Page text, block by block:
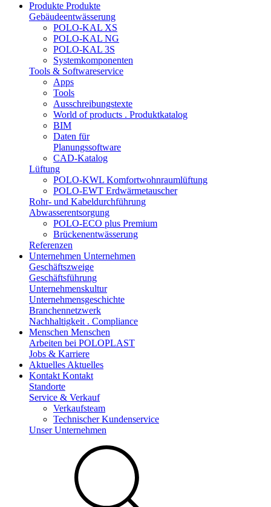
Produkte Produkte
Gebäudeentwässerung
POLO-KAL XS
POLO-KAL NG
POLO-KAL 3S
Systemkomponenten
Tools & Softwareservice
Apps
Tools
Ausschreibungstexte
World of products . Produktkatalog
BIM
Daten für
Planungssoftware
CAD-Katalog
Lüftung
POLO-KWL Komfortwohnraumlüftung
POLO-EWT Erdwärmetauscher
Rohr- und Kabeldurchführung
Abwasserentsorgung
POLO-ECO plus Premium
Brückenentwässerung
Referenzen
Unternehmen Unternehmen
Geschäftszweige
Geschäftsführung
Unternehmenskultur
Unternehmensgeschichte
Branchennetzwerk
Nachhaltigkeit . Compliance
Menschen Menschen
Arbeiten bei POLOPLAST
Jobs & Karriere
Aktuelles Aktuelles
Kontakt Kontakt
Standorte
Service & Verkauf
Verkaufsteam
Technischer Kundenservice
Unser Unternehmen